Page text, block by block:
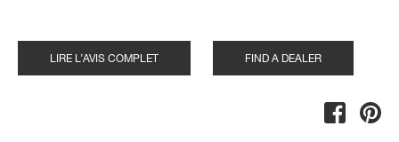
LIRE L’AVIS COMPLET FIND A DEALER